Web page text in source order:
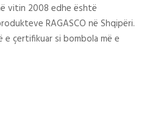
vitin 2008 edhe është
RAGASCO në Shqipëri.
e çertifikuar si bombola më e